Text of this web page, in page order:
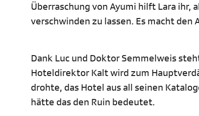
Überraschung von Ayumi hilft Lara ihr,
verschwinden zu lassen. Es macht den
Dank Luc und Doktor Semmelweis
Hoteldirektor Kalt wird zum
drohte, das Hotel aus all seinen
hätte das den Ruin bedeutet.